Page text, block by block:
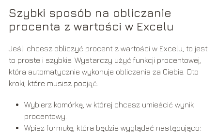
Szybki sposób na obliczanie
procenta z wartości w Excelu
Jeśli chcesz obliczyć procent z wartości w Excelu, to jest
to proste i szybkie. Wystarczy użyć funkcji procentowej,
która automatycznie wykonuje obliczenia za Ciebie. Oto
kroki, które musisz podjąć:
Wybierz komórkę, w której chcesz umieścić wynik
procentowy.
Wpisz formułę, która będzie wyglądać następująco: